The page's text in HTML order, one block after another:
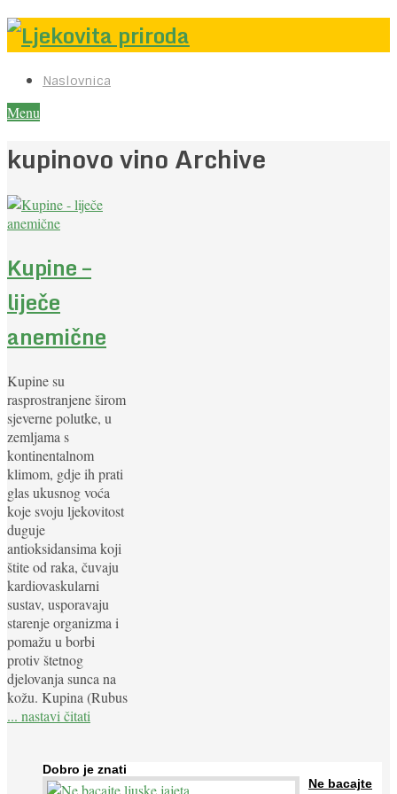
Naslovnica
Menu
kupinovo vino Archive
Kupine –
liječe
anemične
Kupine su
rasprostranjene širom
sjeverne polutke, u
zemljama s
kontinentalnom
klimom, gdje ih prati
glas ukusnog voća
koje svoju ljekovitost
duguje
antioksidansima koji
štite od raka, čuvaju
kardiovaskularni
sustav, usporavaju
starenje organizma i
pomažu u borbi
protiv štetnog
djelovanja sunca na
kožu. Kupina (Rubus
... nastavi čitati
Dobro je znati
Ne bacajte